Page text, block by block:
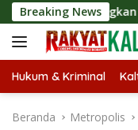
Langsung
ke
konten
Breaking News
Kunjungan
Hukum & Kriminal
Beranda Metropolis